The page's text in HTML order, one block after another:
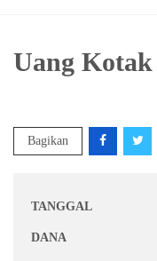
Uang
Bagikan
TANGGAL
DANA